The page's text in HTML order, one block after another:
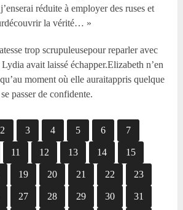
réduite à employer des ruses et
la vérité… »
trop scrupuleusepour reparler avec
avait laissé échapper.Elizabeth n’en
moment où elle auraitappris quelque
passer de confidente.
2 3 4 5 6 7
11 12 13 14 15
19 20 21 22 23
27 28 29 30 31